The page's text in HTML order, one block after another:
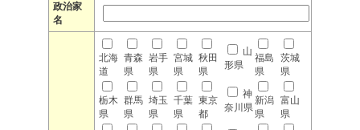
政治家
名
北海
道
青森
県
岩手
県
宮城
県
秋田
県
山
形県
福島
県
茨城
県
栃木
県
群馬
県
埼玉
県
千葉
県
東京
都
神
奈川県
新潟
県
富山
県